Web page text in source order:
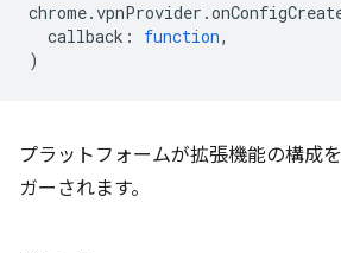
chrome.vpnProvider .
callback : function,
)
プラットフォームが拡張機能の構成
ガーされます。